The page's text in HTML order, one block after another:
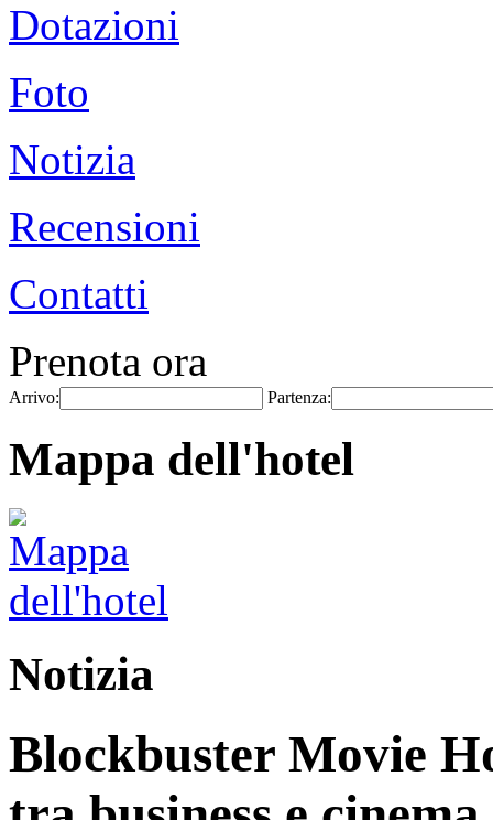
Dotazioni
Foto
Notizia
Recensioni
Contatti
Prenota ora
Arrivo: Partenza:
Mappa dell'hotel
Notizia
Blockbuster Movie